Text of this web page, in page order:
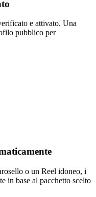
e attivato. Una
pubblico per
in base al pacchetto scelto